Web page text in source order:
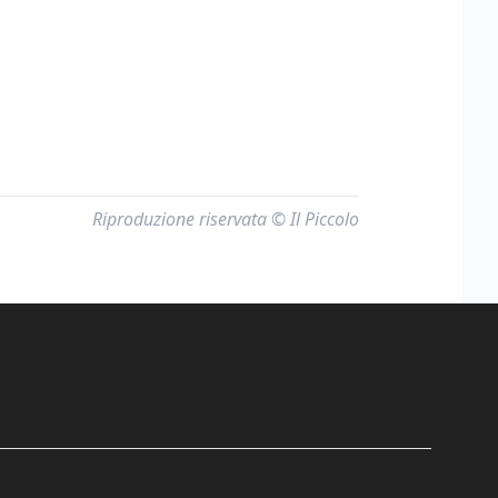
Riproduzione riservata © Il Piccolo